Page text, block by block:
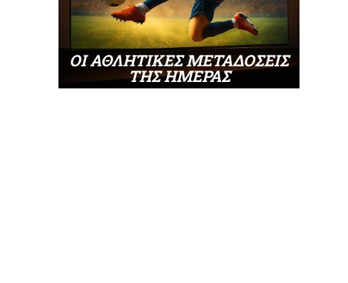
ΟΙ ΑΘΛΗΤΙΚΕΣ ΜΕΤΑΔΟΣΕΙΣ
ΤΗΣ ΗΜΕΡΑΣ